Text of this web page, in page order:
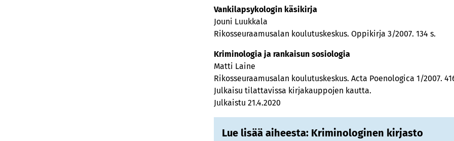
Vankilapsykologin käsikirja
Jouni Luukkala
Rikosseuraamusalan koulutuskeskus. Oppikirja 3/2007. 134 s.
Kriminologia ja rankaisun sosiologia
Matti Laine
Rikosseuraamusalan koulutuskeskus. Acta Poenologica 1/2007.
Julkaisu tilattavissa kirjakauppojen kautta.
Julkaistu 21.4.2020
Lue lisää aiheesta: Kriminologinen kirjasto